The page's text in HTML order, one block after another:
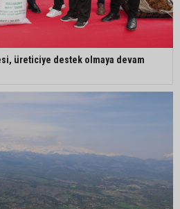
üreticiye destek olmaya devam